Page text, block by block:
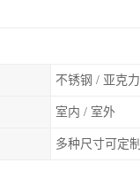
不锈钢 / 亚克力
室内 / 室外
多种尺寸可定制